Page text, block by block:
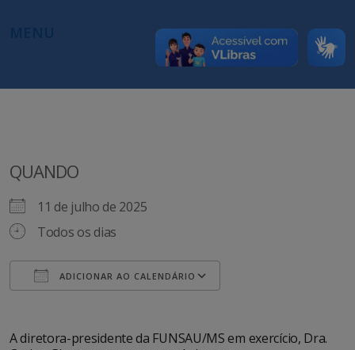
QUANDO
11 de julho de 2025
Todos os dias
ADICIONAR AO CALENDÁRIO
A diretora-presidente da FUNSAU/MS em exercício, Dra.